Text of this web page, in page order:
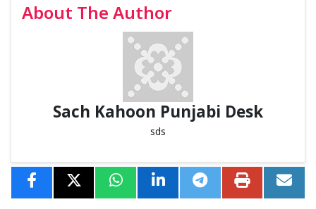
About The Author
Sach Kahoon Punjabi Desk
sds